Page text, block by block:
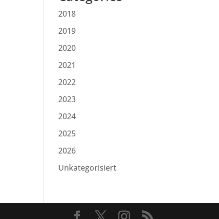
2018
2019
2020
2021
2022
2023
2024
2025
2026
Unkategorisiert